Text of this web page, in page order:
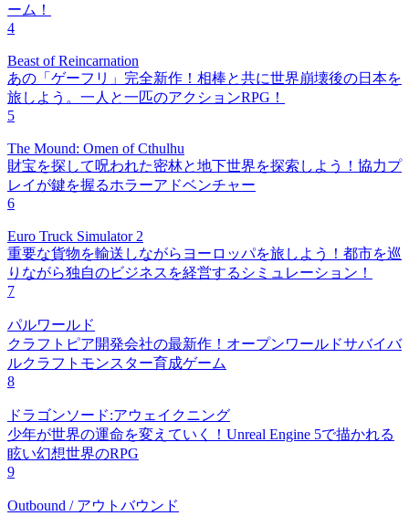
ーム！
4
Beast of Reincarnation
あの「ゲーフリ」完全新作！相棒と共に世界崩壊後の日本を
旅しよう。一人と一匹のアクションRPG！
5
The Mound: Omen of Cthulhu
財宝を探して呪われた密林と地下世界を探索しよう！協力プ
レイが鍵を握るホラーアドベンチャー
6
Euro Truck Simulator 2
重要な貨物を輸送しながらヨーロッパを旅しよう！都市を巡
りながら独自のビジネスを経営するシミュレーション！
7
パルワールド
クラフトピア開発会社の最新作！オープンワールドサバイバ
ルクラフトモンスター育成ゲーム
8
ドラゴンソード:アウェイクニング
少年が世界の運命を変えていく！Unreal Engine 5で描かれる
眩い幻想世界のRPG
9
Outbound / アウトバウンド